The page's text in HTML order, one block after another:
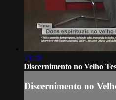
23:20
Discernimento no Velho
Discernimento no